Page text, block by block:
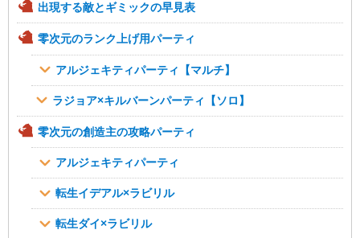
出現する敵とギミックの早見表
零次元のランク上げ用パーティ
アルジェキティパーティ【マルチ】
ラジョア×キルバーンパーティ【ソロ】
零次元の創造主の攻略パーティ
アルジェキティパーティ
転生イデアル×ラビリル
転生ダイ×ラビリル